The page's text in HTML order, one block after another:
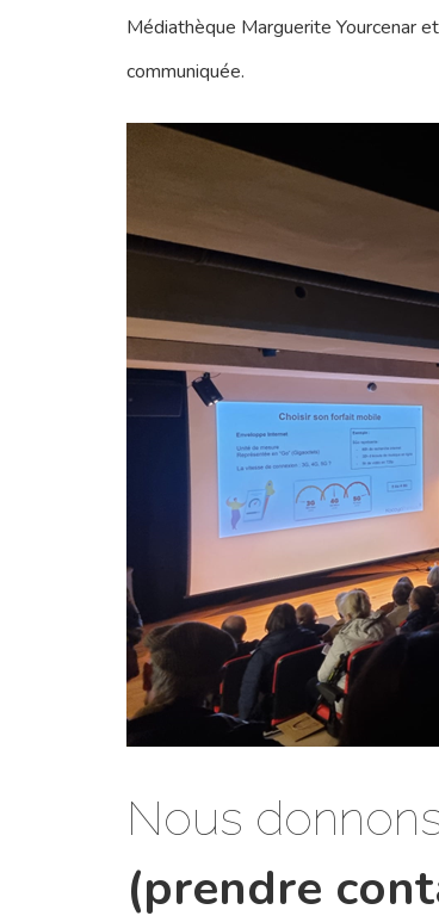
Médiathèque Marguerite Yourcenar
communiquée.
Nous
(prendre